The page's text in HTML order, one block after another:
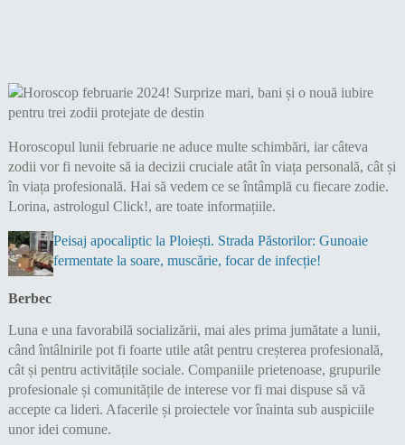
Horoscopul lunii februarie ne aduce multe schimbări, iar câteva
zodii vor fi nevoite să ia decizii cruciale atât în viața personală, cât și
în viața profesională. Hai să vedem ce se întâmplă cu fiecare zodie.
Lorina, astrologul Click!, are toate informațiile.
Peisaj apocaliptic la Ploiești. Strada Păstorilor: Gunoaie
fermentate la soare, muscărie, focar de infecție!
Berbec
Luna e una favorabilă socializării, mai ales prima jumătate a lunii,
când întâlnirile pot fi foarte utile atât pentru creșterea profesională,
cât și pentru activitățile sociale. Companiile prietenoase, grupurile
profesionale și comunitățile de interese vor fi mai dispuse să vă
accepte ca lideri. Afacerile și proiectele vor înainta sub auspiciile
unor idei comune.